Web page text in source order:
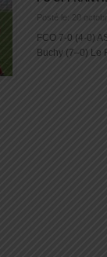
Posté le: 20
FCO 7-0 (4-0)
Buchy (7–0) Le